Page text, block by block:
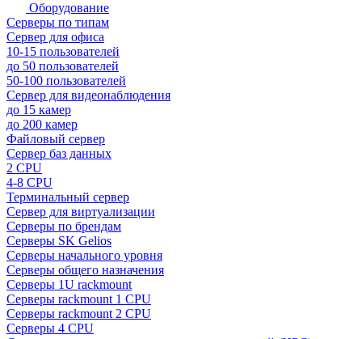
Оборудование
Серверы по типам
Сервер для офиса
10-15 пользователей
до 50 пользователей
50-100 пользователей
Сервер для видеонаблюдения
до 15 камер
до 200 камер
Файловый сервер
Сервер баз данных
2 CPU
4-8 CPU
Терминальный сервер
Сервер для виртуализации
Серверы по брендам
Серверы SK Gelios
Серверы начального уровня
Серверы общего назначения
Серверы 1U rackmount
Серверы rackmount 1 CPU
Серверы rackmount 2 CPU
Серверы 4 CPU